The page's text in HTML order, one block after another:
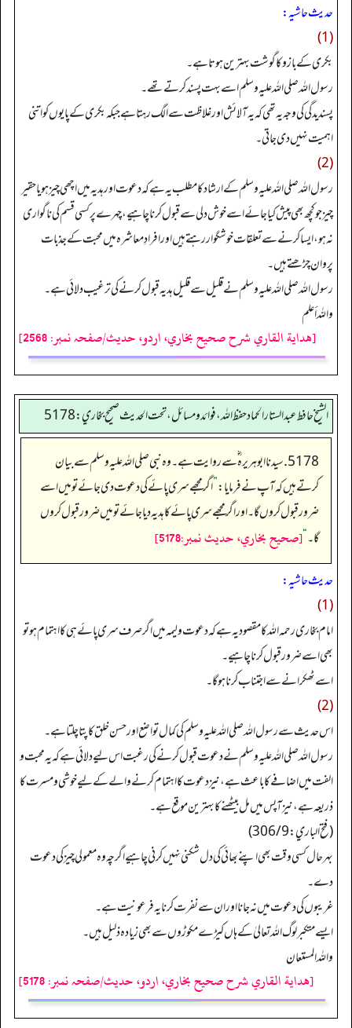
حدیث حاشیہ:
(1)
بکری کے بازو کا گوشت بہترین ہوتا ہے۔
رسول اللہ صلی اللہ علیہ وسلم اسے بہت پسند کرتے تھے۔
پسندیدگی کی وجہ یہ تھی کہ یہ آلائش اور غلاظت سے الگ رہتا ہے جبکہ بکری کے پایوں کو اتنی
اہمیت نہیں دی جاتی۔
(2)
رسول اللہ صلی اللہ علیہ وسلم کے ارشاد کا مطلب یہ ہے کہ دعوت اور ہدیہ میں اچھی چیز ہو یا حقیر
چیز جو کچھ بھی پیش کیا جائے اسے خوش دلی سے قبول کرنا چاہیے، چہرے پر کسی قسم کی ناگواری
نہ ہو، ایسا کرنے سے تعلقات خوشگوار رہتے ہیں اور افرادِ معاشرہ میں محبت کے جذبات
پروان چڑھتے ہیں۔
رسول اللہ صلی اللہ علیہ وسلم نے قلیل سے قلیل ہدیہ قبول کرنے کی ترغیب دلائی ہے۔
واللہ أعلم
[هداية القاري شرح صحيح بخاري، اردو، حدیث/صفحہ نمبر: 2568]
الشيخ حافط عبدالستار الحماد حفظ الله، فوائد و مسائل، تحت الحديث صحيح بخاري:5178
5178. سیدنا ابو ہریرہ ؓ سے روایت ہے۔ وہ نبی صلی اللہ علیہ وسلم سے بیان
کرتے ہیں کہ آپ نے فرمایا:”اگر مجھے سری پائے کی دعوت دی جائے تو میں اسے
ضرور قبول کروں گا۔ اور اگر مجھے سری پائے کا ہدیہ دیا جائے تو میں ضرور قبول کروں
گا۔“[صحيح بخاري، حديث نمبر:5178]
حدیث حاشیہ:
(1)
امام بخاری رحمہ اللہ کا مقصود یہ ہے کہ دعوت ولیمہ میں اگر صرف سری پائے ہی کا اہتمام ہو تو
بھی اسے ضرور قبول کرنا چاہیے۔
اسے ٹھکرانے سے اجتناب کرنا ہوگا۔
(2)
اس حدیث سے رسول اللہ صلی اللہ علیہ وسلم کی کمال تواضع اور حسن خلق کا پتا چلتا ہے۔
رسول اللہ صلی اللہ علیہ وسلم نے دعوت قبول کرنے کی رغبت اس لیے دلائی ہے کہ یہ محبت و
الفت میں اضافے کا باعث ہے، نیز دعوت کا اہتمام کرنے والے کے لیے خوشی و مسرت کا
ذریعہ ہے، نیز آپس میں مل بیٹھنے کا بہترین موقع ہے۔
(فتح الباري: 306/9)
بہرحال کسی وقت بھی اپنے بھائی کی دل شکنی نہیں کرنی چاہیے اگرچہ وہ معمولی چیز کی دعوت
دے۔
غریبوں کی دعوت میں نہ جانا اور ان سے نفرت کرنا یہ فرعونیت ہے۔
ایسے متکبر لوگ اللہ تعالیٰ کے ہاں کیڑے مکوڑوں سے بھی زیادہ ذلیل ہیں۔
والله المستعان
[هداية القاري شرح صحيح بخاري، اردو، حدیث/صفحہ نمبر: 5178]